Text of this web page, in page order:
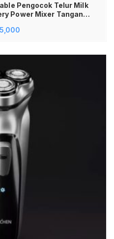
Pengocok Telur Milk
Power Mixer Tangan
Awet Ringan Mudah